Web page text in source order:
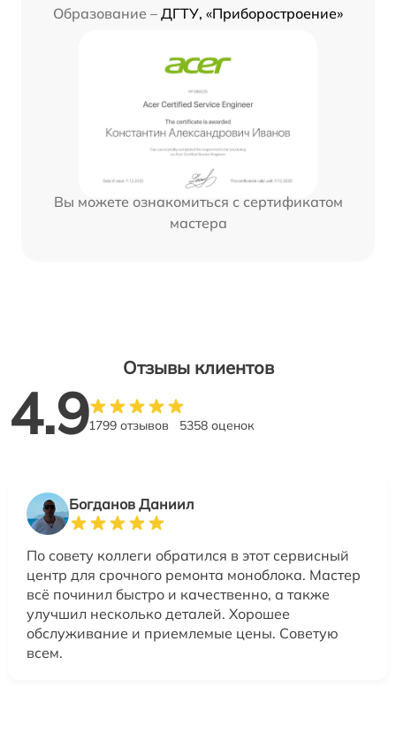
Образование – ДГТУ, «Приборостроение»
Вы можете ознакомиться с сертификатом
мастера
Отзывы клиентов
4.91799 отзывов 5358 оценок
Богданов Даниил
По совету коллеги обратился в этот сервисный
центр для срочного ремонта моноблока. Мастер
всё починил быстро и качественно, а также
улучшил несколько деталей. Хорошее
обслуживание и приемлемые цены. Советую
всем.